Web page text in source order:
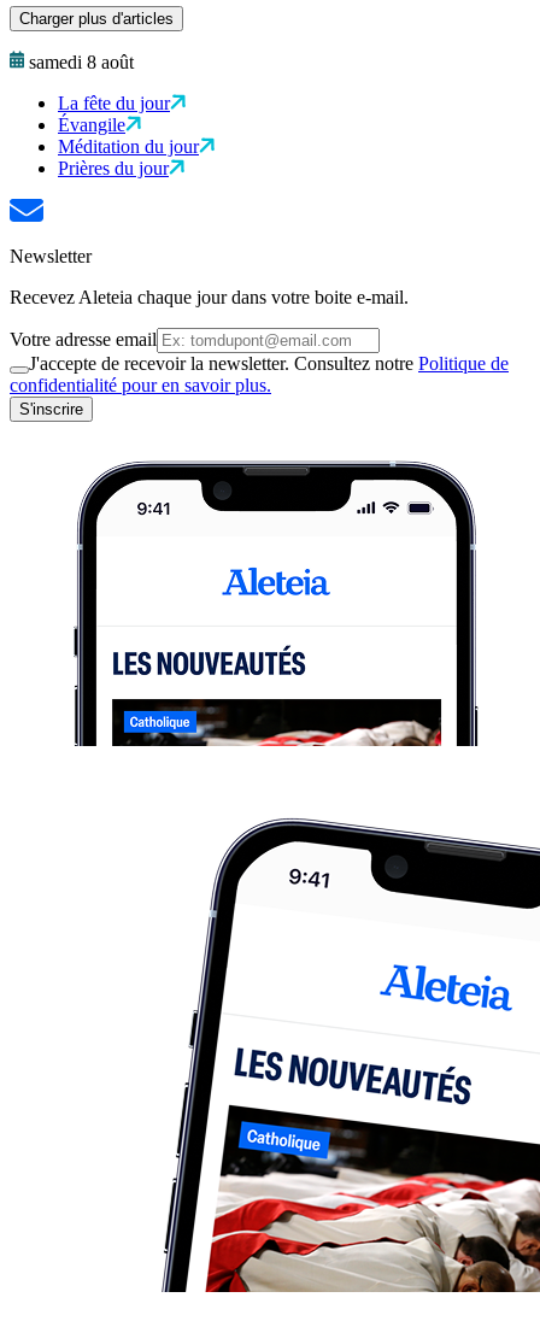
Charger plus d'articles
samedi 8 août
La fête du jour
Évangile
Méditation du jour
Prières du jour
Newsletter
Recevez Aleteia chaque jour dans votre boite e-mail.
Votre adresse email
J'accepte de recevoir la newsletter. Consultez notre Politique de
confidentialité pour en savoir plus.
S'inscrire